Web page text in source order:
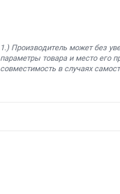
1.) Производитель может без
параметры товара и место его
совместимость в случаях